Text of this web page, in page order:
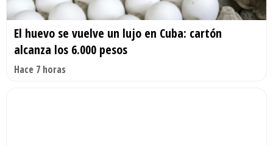
El huevo se vuelve un lujo en Cuba: cartón
alcanza los 6.000 pesos
Hace 7 horas